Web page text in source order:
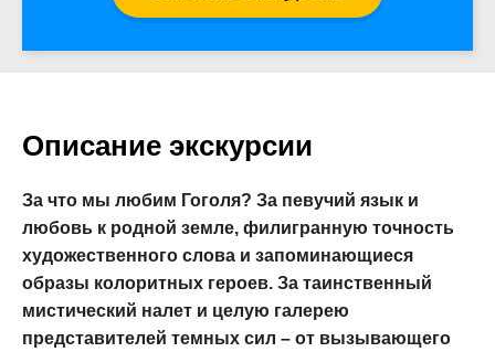
Описание экскурсии
За что мы любим Гоголя? За певучий язык и
любовь к родной земле, филигранную точность
художественного слова и запоминающиеся
образы колоритных героев. За таинственный
мистический налет и целую галерею
представителей темных сил – от вызывающего